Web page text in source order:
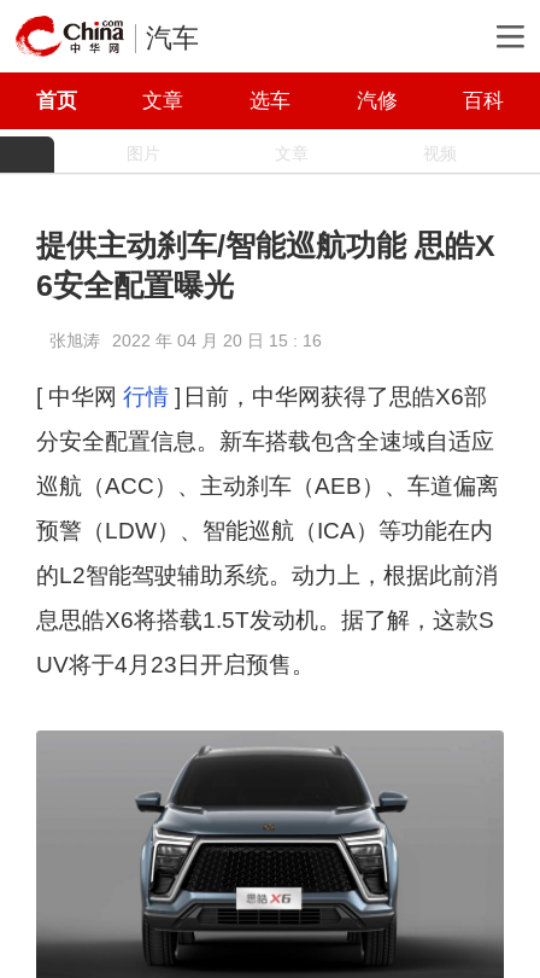
汽车
首页 文章 选车 汽修 百科
图片 文章 视频
提供主动刹车/智能巡航功能 思皓X
6安全配置曝光
张旭涛 2022 年 04 月 20 日 15 : 16
[ 中华网 行情] 日前，中华网获得了思皓X6部
分安全配置信息。新车搭载包含全速域自适应
巡航（ACC）、主动刹车（AEB）、车道偏离
预警（LDW）、智能巡航（ICA）等功能在内
的L2智能驾驶辅助系统。动力上，根据此前消
息思皓X6将搭载1.5T发动机。据了解，这款S
UV将于4月23日开启预售。